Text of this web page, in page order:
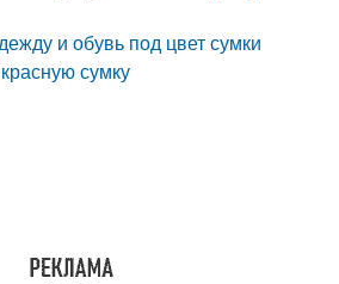
и обувь под цвет сумки
сумку